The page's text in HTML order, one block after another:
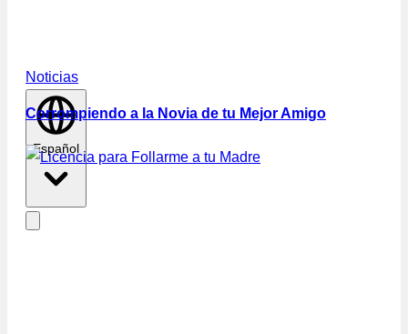
Noticias
Español
Corrompiendo a la Novia de tu Mejor Amigo